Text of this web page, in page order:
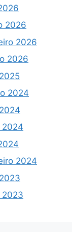
2026
2026
2026
2024
2024
2024
2023